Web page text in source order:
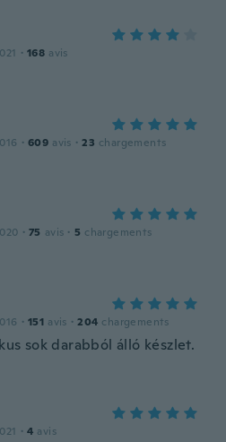
· 168 avis
· 609 avis · 23 chargements
· 75 avis · 5 chargements
· 151 avis · 204 chargements
sok darabból álló készlet.
· 4 avis